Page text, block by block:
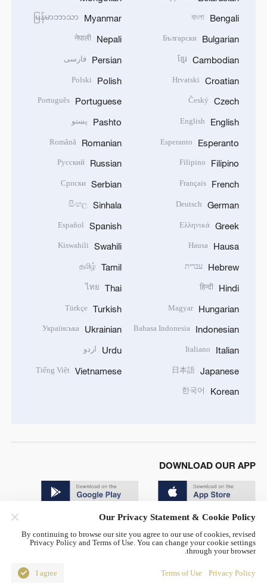
Bengali
বাংলা
Bulgarian
Български
Cambodian
ខ្មែរ
Croatian
Hrvatski
Czech
Český
English
English
Esperanto
Esperanto
Filipino
Filipino
French
Français
German
Deutsch
Greek
Ελληνικά
Hausa
Hausa
Hebrew עברית
Hindi
हिन्दी
Hungarian
Magyar
Indonesian
Bahasa Indonesia
Italian
Italiano
Japanese
日本語
Korean
한국어
Myanmar
မြန်မာဘာသာ
Nepali
नेपाली
Persian فارسی
Polish
Polski
Portuguese
Português
Pashto پښتو
Romanian
Română
Russian
Русский
Serbian
Српски
Sinhala
සිංහල
Spanish
Español
Swahili
Kiswahili
Tamil
தமிழ்
Thai
ไทย
Turkish
Türkçe
Ukrainian
Українська
Urdu اردو
Vietnamese
Tiếng Việt
DOWNLOAD OUR APP
© China Radio International.CRI. All Rights Reserved. 16A
Our Privacy Statement & Cookie Policy
By continuing to browse our site you agree to our use of cookies, revised
Privacy Policy and Terms of Use. You can change your cookie settings
through your browser.
Privacy Policy
Terms of Use
I agree